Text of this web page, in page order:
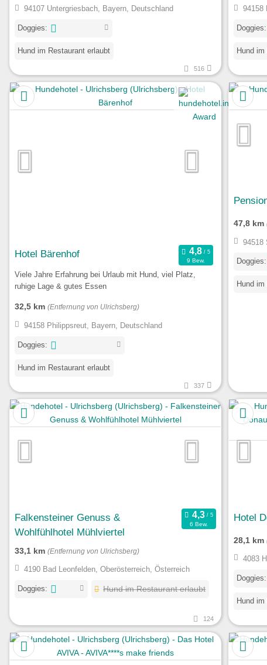
94107 Untergriesbach, Bayern, Deutschland
Doggies:
Hund im Restaurant erlaubt
516
94158
Doggies:
Hund
Hotel Bärenhof
9 Bew.
Viele Jahre Erfahrung bei Urlaub mit Hund, viel Platz,
ruhige Lage & gutes Essen
32,5 km (Entfernung von Ulrichsberg)
94158 Philippsreut, Bayern, Deutschland
Doggies:
Hund im Restaurant erlaubt
337
47,8 km
94518
Doggies:
Hund
Falkensteiner Genuss &
Wohlfühlhotel Mühlviertel
6 Bew.
33,1 km (Entfernung von Ulrichsberg)
4190 Bad Leonfelden, Oberösterreich, Österreich
Doggies: Hund im Restaurant erlaubt
124
Hotel
28,1 km
4083
Doggies:
Hund